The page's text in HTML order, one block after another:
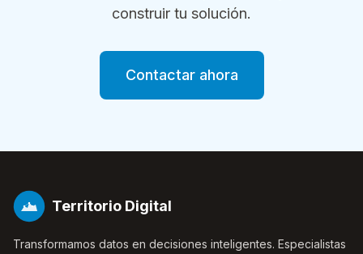
construir tu solución.
Contactar ahora
Territorio Digital
Transformamos datos en decisiones inteligentes. Especialistas